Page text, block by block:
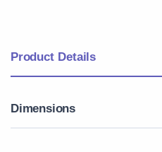
Product Details
Dimensions